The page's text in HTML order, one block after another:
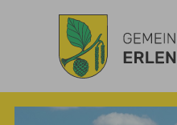
Zum Hauptinhalt springen